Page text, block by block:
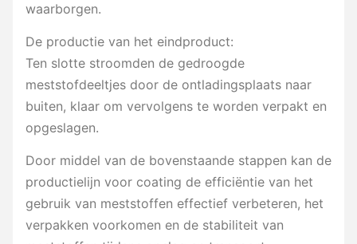
waarborgen.
De productie van het eindproduct:
Ten slotte stroomden de gedroogde
meststofdeeltjes door de ontladingsplaats naar
buiten, klaar om vervolgens te worden verpakt en
opgeslagen.
Door middel van de bovenstaande stappen kan de
productielijn voor coating de efficiëntie van het
gebruik van meststoffen effectief verbeteren, het
verpakken voorkomen en de stabiliteit van